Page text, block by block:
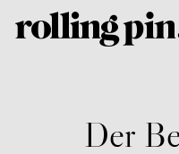
Der